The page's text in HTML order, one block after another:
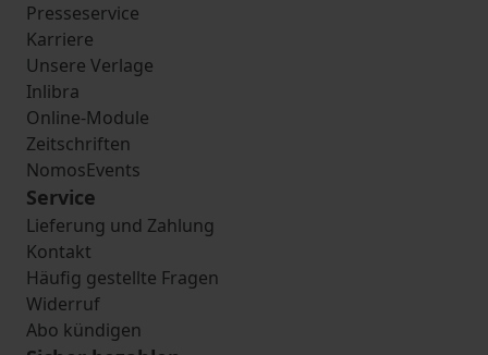
Presseservice
Karriere
Unsere Verlage
Inlibra
Online-Module
Zeitschriften
NomosEvents
Service
Lieferung und Zahlung
Kontakt
Häufig gestellte Fragen
Widerruf
Abo kündigen